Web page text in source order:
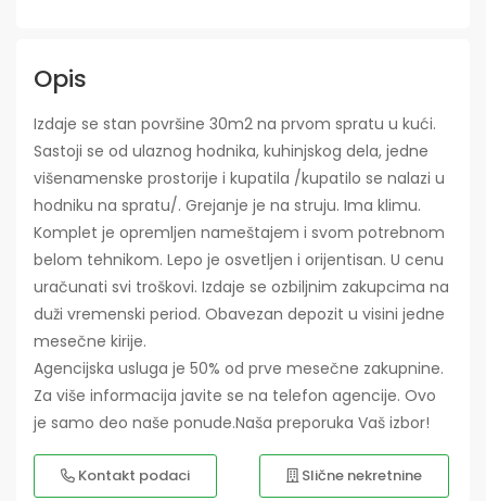
Opis
Izdaje se stan površine 30m2 na prvom spratu u kući.
Sastoji se od ulaznog hodnika, kuhinjskog dela, jedne
višenamenske prostorije i kupatila /kupatilo se nalazi u
hodniku na spratu/. Grejanje je na struju. Ima klimu.
Komplet je opremljen nameštajem i svom potrebnom
belom tehnikom. Lepo je osvetljen i orijentisan. U cenu
uračunati svi troškovi. Izdaje se ozbiljnim zakupcima na
duži vremenski period. Obavezan depozit u visini jedne
mesečne kirije.
Agencijska usluga je 50% od prve mesečne zakupnine.
Za više informacija javite se na telefon agencije. Ovo
je samo deo naše ponude.Naša preporuka Vaš izbor!
Kontakt podaci Slične nekretnine